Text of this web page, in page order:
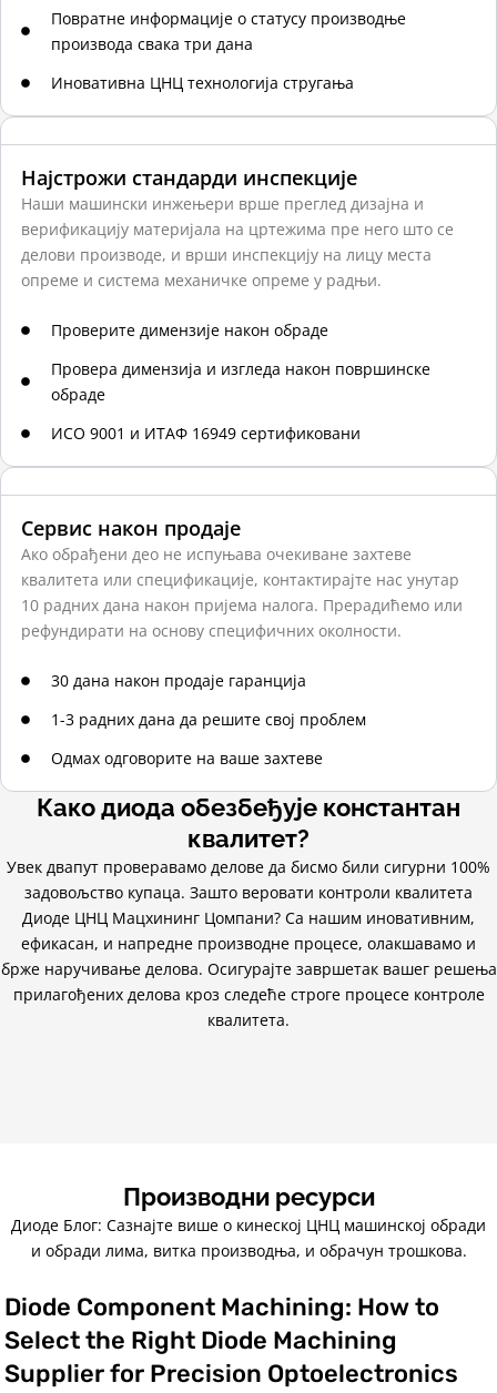
Како диода обезбеђује константан
квалитет?
Увек двапут проверавамо делове да бисмо били сигурни 100%
задовољство купаца. Зашто веровати контроли квалитета
Диоде ЦНЦ Мацхининг Цомпани? Са нашим иновативним,
ефикасан, и напредне производне процесе, олакшавамо и
брже наручивање делова. Осигурајте завршетак вашег решења
прилагођених делова кроз следеће строге процесе контроле
квалитета.
Повратне информације о статусу производње
производа свака три дана
Иновативна ЦНЦ технологија стругања
Најстрожи стандарди инспекције
Наши машински инжењери врше преглед дизајна и
верификацију материјала на цртежима пре него што се
делови производе, и врши инспекцију на лицу места
опреме и система механичке опреме у радњи.
Проверите димензије након обраде
Провера димензија и изгледа након површинске
обраде
ИСО 9001 и ИТАФ 16949 сертификовани
Сервис након продаје
Ако обрађени део не испуњава очекиване захтеве
квалитета или спецификације, контактирајте нас унутар
10 радних дана након пријема налога. Прерадићемо или
рефундирати на основу специфичних околности.
30 дана након продаје гаранција
1-3 радних дана да решите свој проблем
Одмах одговорите на ваше захтеве
Производни ресурси
Диоде Блог: Сазнајте више о кинеској ЦНЦ машинској обради
и обради лима, витка производња, и обрачун трошкова.
Diode Component Machining: How to
Select the Right Diode Machining
Supplier for Precision Optoelectronics